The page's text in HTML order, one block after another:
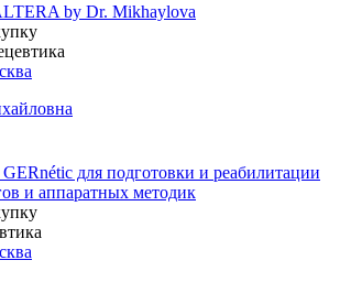
by Dr. Mikhaylova
для подготовки и реабилитации
и аппаратных методик